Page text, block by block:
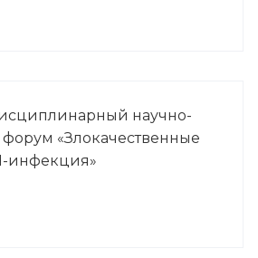
научно-
«Злокачественные
инфекция»